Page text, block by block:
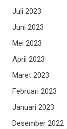
Juli 2023
Juni 2023
Mei 2023
April 2023
Maret 2023
Februari 2023
Januari 2023
Desember 2022